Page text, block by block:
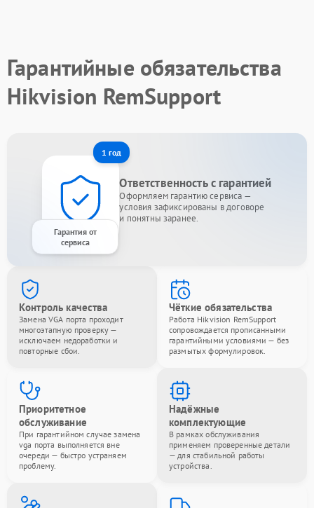
Гарантийные обязательства
Hikvision RemSupport
1 год
Гарантия от
сервиса
Ответственность с гарантией
Оформляем гарантию сервиса —
условия зафиксированы в договоре
и понятны заранее.
Контроль качества
Замена VGA порта проходит
многоэтапную проверку —
исключаем недоработки и
повторные сбои.
Чёткие обязательства
Работа Hikvision RemSupport
сопровождается прописанными
гарантийными условиями — без
размытых формулировок.
Приоритетное
обслуживание
При гарантийном случае замена
vga порта выполняется вне
очереди — быстро устраняем
проблему.
Надёжные
комплектующие
В рамках обслуживания
применяем проверенные детали
— для стабильной работы
устройства.